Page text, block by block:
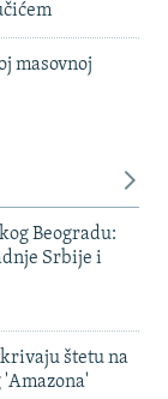
masovnoj
Beogradu:
Srbije i
štetu na